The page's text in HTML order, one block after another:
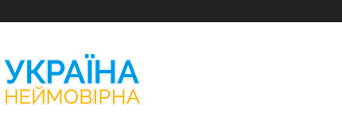
Неймовірна